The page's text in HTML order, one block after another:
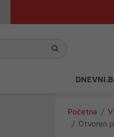
Početna
Otvoren